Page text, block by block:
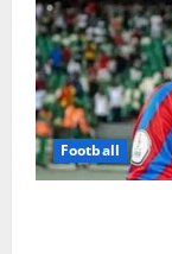
Football